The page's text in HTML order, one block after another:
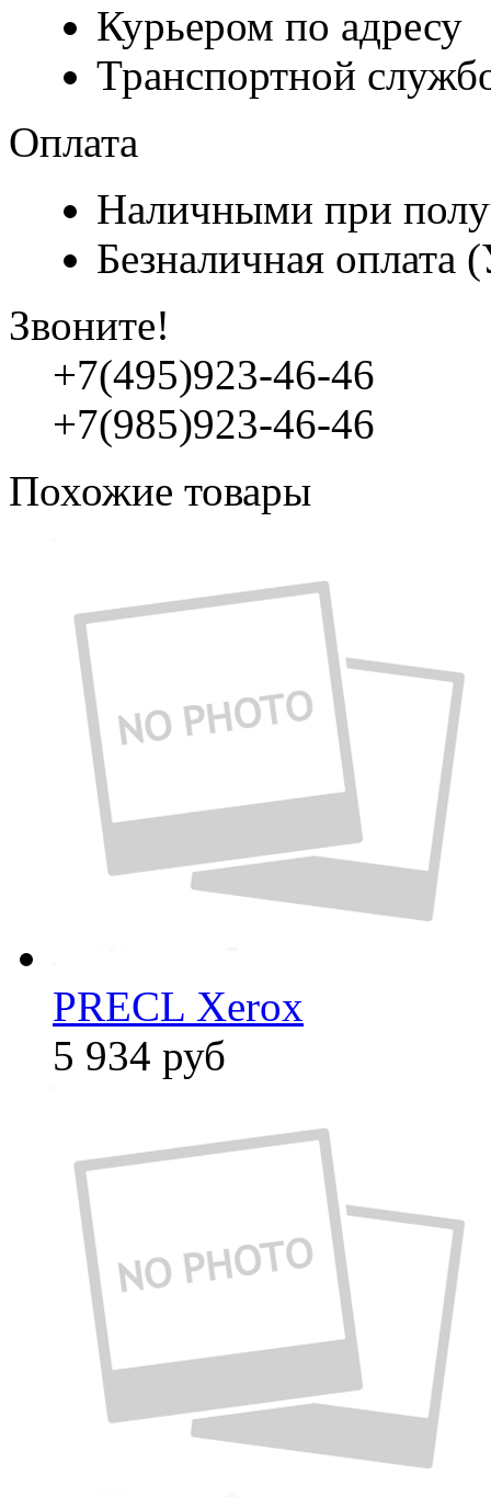
Курьером по адресу
Транспортной
Оплата
Наличными при
Безналичная
Звоните!
+7(495)923-46-46
+7(985)923-46-46
Похожие товары
PRECL Xerox
5 934 руб